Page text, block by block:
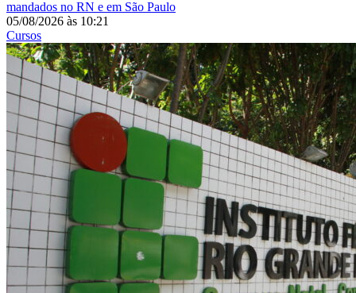
mandados no RN e em São Paulo
05/08/2026 às 10:21
Cursos